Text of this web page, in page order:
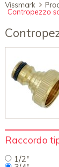
Vissmark
Contropezzo
Campo
Raccordo
1/2"